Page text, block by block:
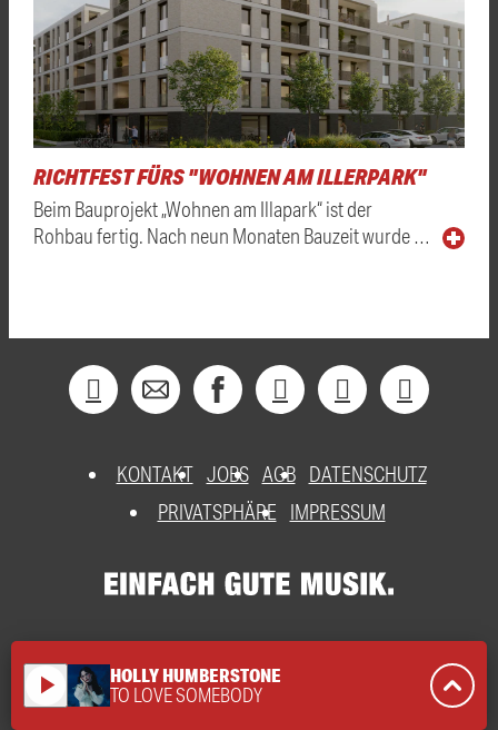
RICHTFEST FÜRS "WOHNEN AM ILLERPARK"
Beim Bauprojekt „Wohnen am Illapark“ ist der
Rohbau fertig. Nach neun Monaten Bauzeit wurde …
KONTAKT JOBS AGB DATENSCHUTZ
PRIVATSPHÄRE
IMPRESSUM
play_arrow HOLLY HUMBERSTONE
TO LOVE SOMEBODY